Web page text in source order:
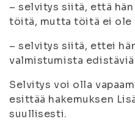
– selvitys siitä, että
töitä, mutta töitä ei ole
– selvitys siitä, ettei
valmistumista
Selvitys voi olla
esittää hakemuksen
suullisesti.